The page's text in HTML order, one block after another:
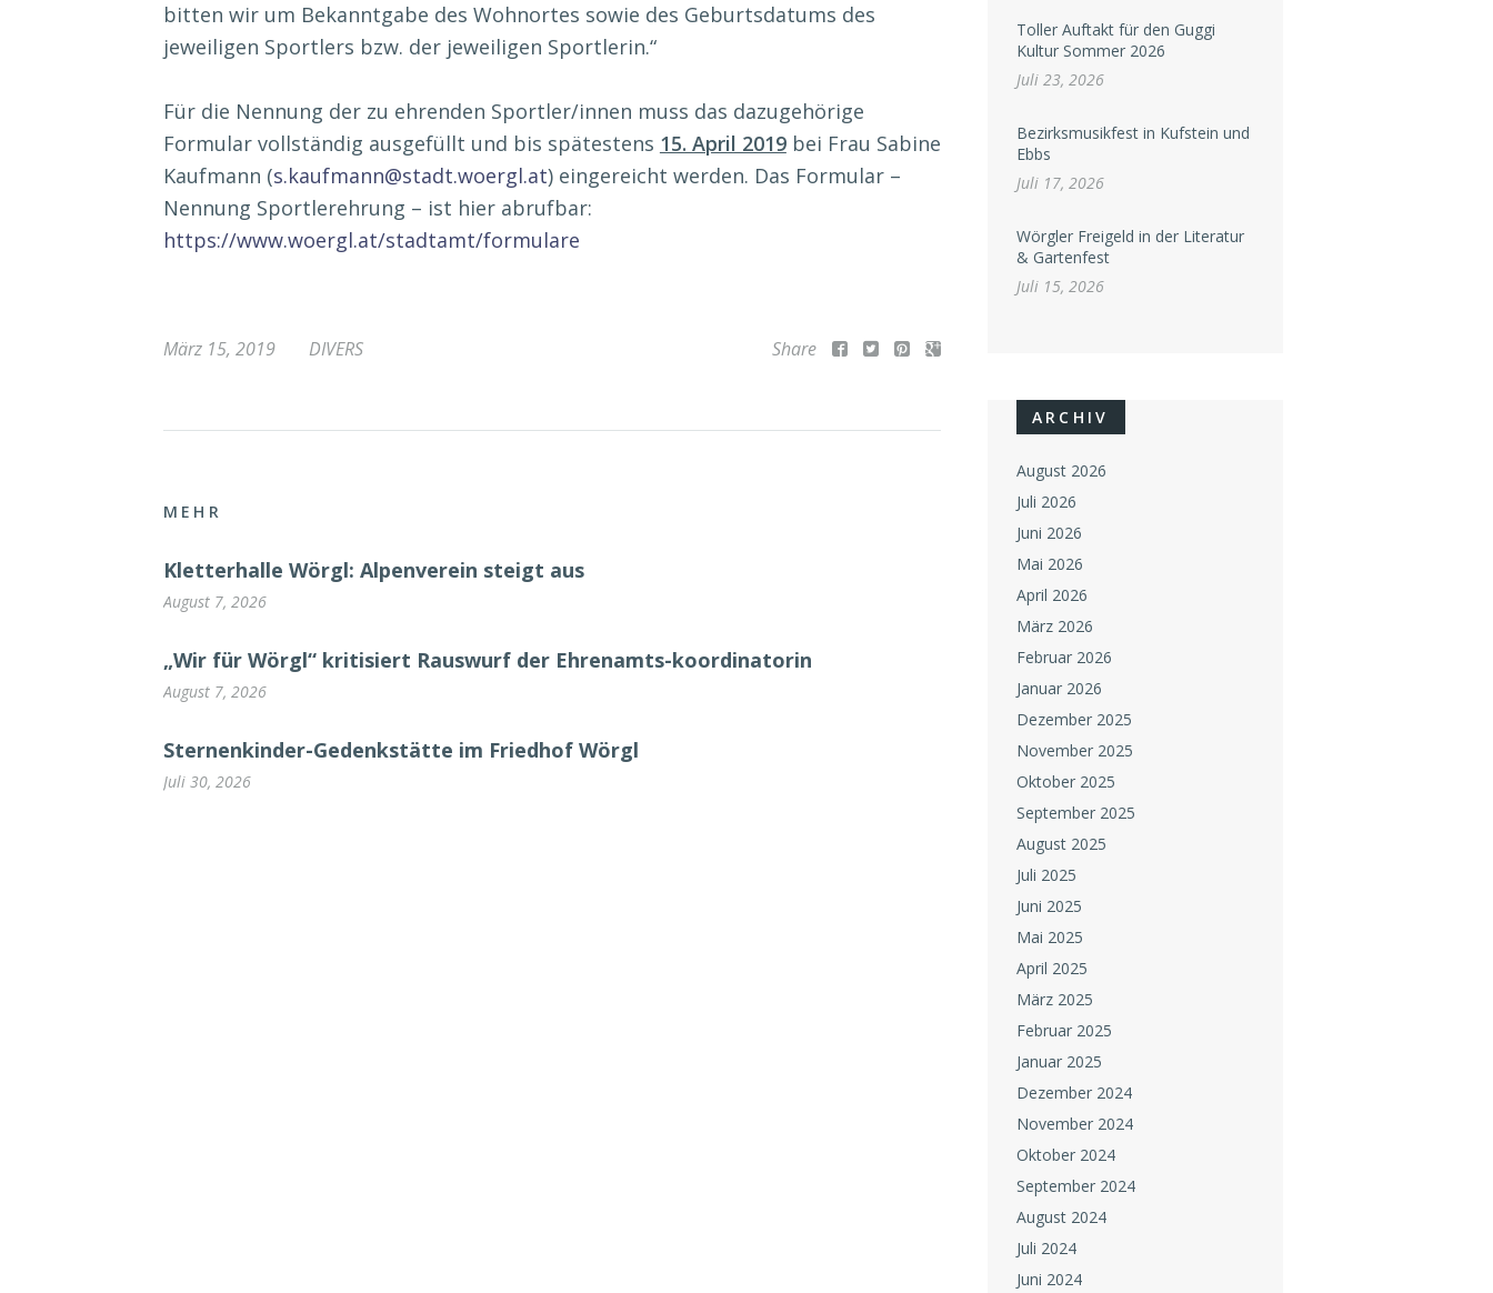
bitten wir um Bekanntgabe des Wohnortes sowie des Geburtsdatums des
jeweiligen Sportlers bzw. der jeweiligen Sportlerin.“
Für die Nennung der zu ehrenden Sportler/innen muss das dazugehörige
Formular vollständig ausgefüllt und bis spätestens 15. April 2019bei Frau Sabine
Kaufmann (s.kaufmann@stadt.woergl.at) eingereicht werden. Das Formular –
Nennung Sportlerehrung – ist hier abrufbar:
https://www.woergl.at/stadtamt/formulare
März 15, 2019 DIVERS Share
MEHR
Kletterhalle Wörgl: Alpenverein steigt aus
August 7, 2026
„Wir für Wörgl“ kritisiert Rauswurf der Ehrenamts-koordinatorin
August 7, 2026
Sternenkinder-Gedenkstätte im Friedhof Wörgl
Juli 30, 2026
Toller Auftakt für den Guggi
Kultur Sommer 2026
Juli 23, 2026
Bezirksmusikfest in Kufstein und
Ebbs
Juli 17, 2026
Wörgler Freigeld in der Literatur
& Gartenfest
Juli 15, 2026
ARCHIV
August 2026
Juli 2026
Juni 2026
Mai 2026
April 2026
März 2026
Februar 2026
Januar 2026
Dezember 2025
November 2025
Oktober 2025
September 2025
August 2025
Juli 2025
Juni 2025
Mai 2025
April 2025
März 2025
Februar 2025
Januar 2025
Dezember 2024
November 2024
Oktober 2024
September 2024
August 2024
Juli 2024
Juni 2024